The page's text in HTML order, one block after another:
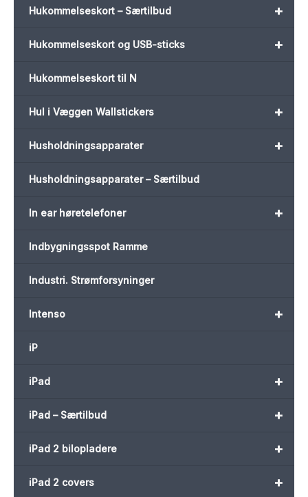
+
Hukommelseskort – Særtilbud
+
Hukommelseskort og USB-sticks
Hukommelseskort til N
+
Hul i Væggen Wallstickers
+
Husholdningsapparater
Husholdningsapparater – Særtilbud
+
In ear høretelefoner
Indbygningsspot Ramme
Industri. Strømforsyninger
+
Intenso
iP
+
iPad
+
iPad – Særtilbud
+
iPad 2 bilopladere
+
iPad 2 covers